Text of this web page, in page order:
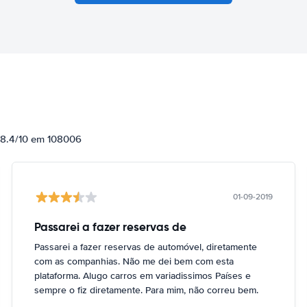
10 em 108006
01-09-2019
Passarei a fazer reservas de
Passarei a fazer reservas de automóvel, diretamente
com as companhias. Não me dei bem com esta
plataforma. Alugo carros em variadissimos Países e
sempre o fiz diretamente. Para mim, não correu bem.